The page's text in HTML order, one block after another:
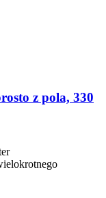
z pola, 330